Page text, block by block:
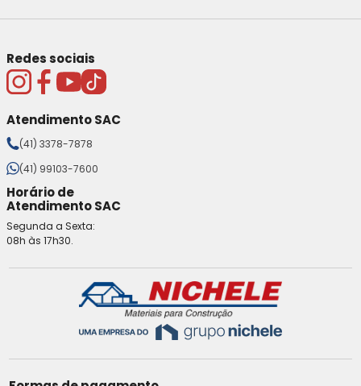
Redes sociais
Atendimento SAC
(41) 3378-7878
(41) 99103-7600
Horário de
Atendimento SAC
Segunda a Sexta:
08h às 17h30.